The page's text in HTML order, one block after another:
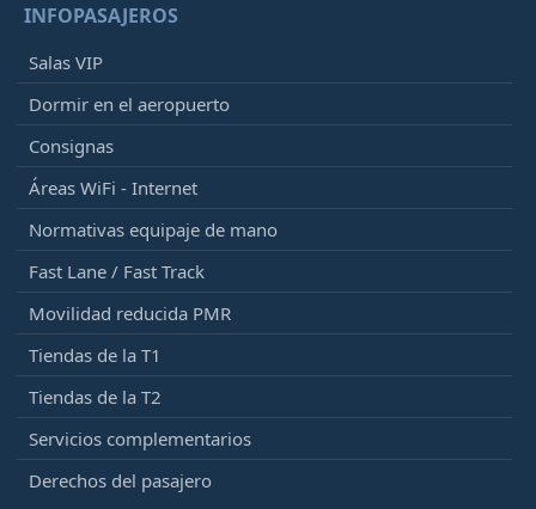
INFOPASAJEROS
Salas VIP
Dormir en el aeropuerto
Consignas
Áreas WiFi - Internet
Normativas equipaje de mano
Fast Lane / Fast Track
Movilidad reducida PMR
Tiendas de la T1
Tiendas de la T2
Servicios complementarios
Derechos del pasajero